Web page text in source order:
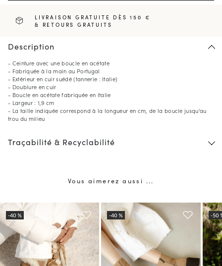
LIVRAISON GRATUITE DÈS 150 €
& RETOURS GRATUITS
Description
- Ceinture avec une boucle en acétate
- Fabriquée à la main au Portugal
- Extérieur en cuir suédé (tannerie : Italie)
- Doublure en cuir
- Boucle en acétate fabriquée en Italie
- Largeur : 1,9 cm
- La taille indiquée correspond à la longueur en cm, de la boucle jusqu'au
trou du milieu
Traçabilité & Recyclabilité
Vous aimerez aussi ...